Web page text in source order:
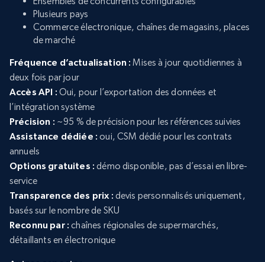
Plusieurs pays
Commerce électronique, chaînes de magasins, places
de marché
Fréquence d’actualisation : Mises à jour quotidiennes à
deux fois par jour
Accès API : Oui, pour l’exportation des données et
l’intégration système
Précision : ~95 % de précision pour les références suivies
Assistance dédiée : oui, CSM dédié pour les contrats
annuels
Options gratuites : démo disponible, pas d’essai en libre-
service
Transparence des prix : devis personnalisés uniquement,
basés sur le nombre de SKU
Reconnu par : chaînes régionales de supermarchés,
détaillants en électronique